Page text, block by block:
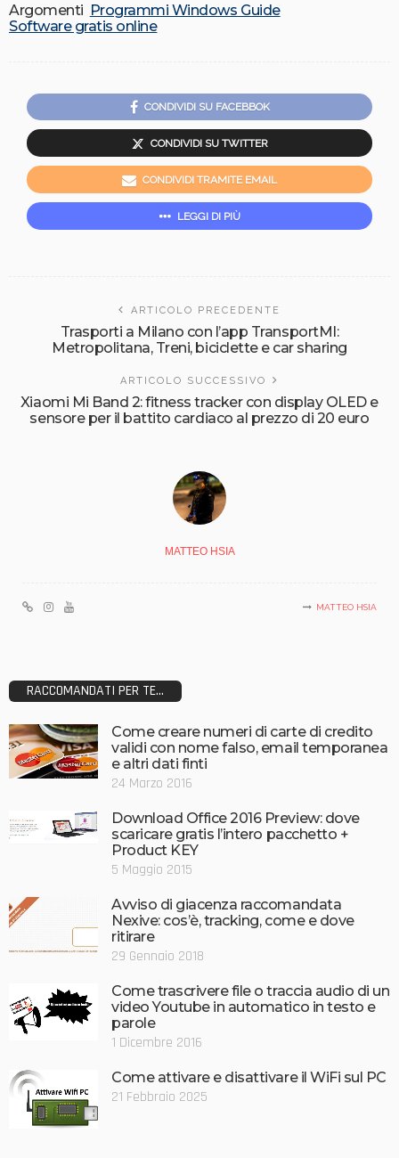
Argomenti Programmi Windows Guide
Software gratis online
CONDIVIDI SU FACEBBOK
CONDIVIDI SU TWITTER
CONDIVIDI TRAMITE EMAIL
LEGGI DI PIÙ
ARTICOLO PRECEDENTE
Trasporti a Milano con l’app TransportMI:
Metropolitana, Treni, biciclette e car sharing
ARTICOLO SUCCESSIVO
Xiaomi Mi Band 2: fitness tracker con display OLED e
sensore per il battito cardiaco al prezzo di 20 euro
MATTEO HSIA
MATTEO HSIA
RACCOMANDATI PER TE...
Come creare numeri di carte di credito
validi con nome falso, email temporanea
e altri dati finti
24 Marzo 2016
Download Office 2016 Preview: dove
scaricare gratis l’intero pacchetto +
Product KEY
5 Maggio 2015
Avviso di giacenza raccomandata
Nexive: cos’è, tracking, come e dove
ritirare
29 Gennaio 2018
Come trascrivere file o traccia audio di un
video Youtube in automatico in testo e
parole
1 Dicembre 2016
Come attivare e disattivare il WiFi sul PC
21 Febbraio 2025